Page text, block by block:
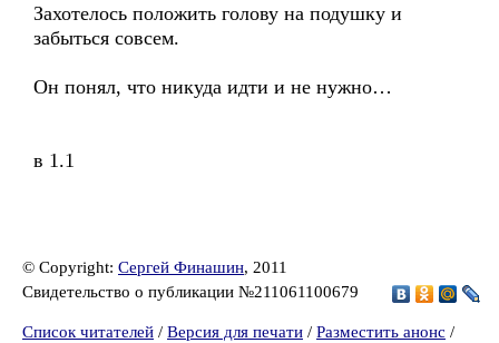
Захотелось положить голову на подушку и
забыться совсем.
Он понял, что никуда идти и не нужно…
в 1.1
© Copyright: Сергей Финашин, 2011
Свидетельство о публикации №211061100679
Список читателей / Версия для печати / Разместить анонс /